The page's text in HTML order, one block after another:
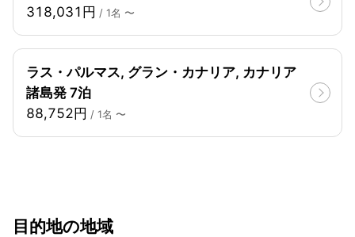
318,031円 / 1名 〜
ラス・パルマス, グラン・カナリア, カナリア
諸島発 7泊
88,752円 / 1名 〜
目的地の地域